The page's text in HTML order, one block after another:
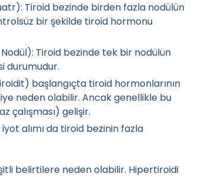
Tiroid bezinde birden fazla nodülün
bir şekilde tiroid hormonu
Tiroid bezinde tek bir nodülün
durumudur.
başlangıçta tiroid hormonlarının
neden olabilir. Ancak genellikle bu
çalışması) gelişir.
iyot alımı da tiroid bezinin fazla
belirtilere neden olabilir. Hipertiroidi